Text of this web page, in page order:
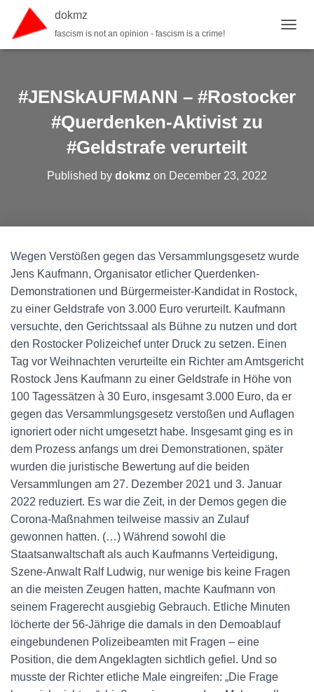
dokmz
fascism is not an opinion - fascism is a crime!
#JENSkAUFMANN – #Rostocker
#Querdenken-Aktivist zu
#Geldstrafe verurteilt
Published by dokmz on December 23, 2022
Wegen Verstößen gegen das Versammlungsgesetz wurde
Jens Kaufmann, Organisator etlicher Querdenken-
Demonstrationen und Bürgermeister-Kandidat in Rostock,
zu einer Geldstrafe von 3.000 Euro verurteilt. Kaufmann
versuchte, den Gerichtssaal als Bühne zu nutzen und dort
den Rostocker Polizeichef unter Druck zu setzen. Einen
Tag vor Weihnachten verurteilte ein Richter am Amtsgericht
Rostock Jens Kaufmann zu einer Geldstrafe in Höhe von
100 Tagessätzen à 30 Euro, insgesamt 3.000 Euro, da er
gegen das Versammlungsgesetz verstoßen und Auflagen
ignoriert oder nicht umgesetzt habe. Insgesamt ging es in
dem Prozess anfangs um drei Demonstrationen, später
wurden die juristische Bewertung auf die beiden
Versammlungen am 27. Dezember 2021 und 3. Januar
2022 reduziert. Es war die Zeit, in der Demos gegen die
Corona-Maßnahmen teilweise massiv an Zulauf
gewonnen hatten. (…) Während sowohl die
Staatsanwaltschaft als auch Kaufmanns Verteidigung,
Szene-Anwalt Ralf Ludwig, nur wenige bis keine Fragen
an die meisten Zeugen hatten, machte Kaufmann von
seinem Fragerecht ausgiebig Gebrauch. Etliche Minuten
löcherte der 56-Jährige die damals in den Demoablauf
eingebundenen Polizeibeamten mit Fragen – eine
Position, die dem Angeklagten sichtlich gefiel. Und so
musste der Richter etliche Male eingreifen: „Die Frage